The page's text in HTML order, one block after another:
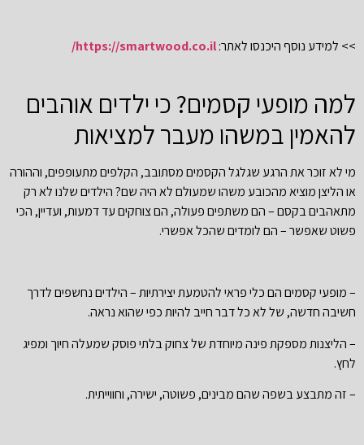
>> למידע נוסף היכנסו לאתר:https://smartwood.co.il/
למה מופעי קסמים? כי ילדים אוהבים
להאמין במשהו מעבר למציאות
מי לא זוכר את הרגע שגלגל הקסמים מסתובב, הקלפים מתעופפים, וההורה
או הליצן מוציא מהכובע משהו שמעולם לא היה שם? הילדים שלנו לא רק
מתאהבים בקסם – הם משתפים פעולה, הם צוחקים עד דמעות, ועדיין, הכי
פשוט שאפשר – הם לומדים שהכל אפשרי.
– מופעי קסמים הם כלי פראי להטמעת יצירתיות – הילדים נחשפים לדרך
חשיבה חדשה, של לא כל דבר חייב להיות כפי שהוא נראה.
– הליצנות מספקת פינה מיוחדת של צחוק בלתי פוסק שמעלה חיוך ומפיג
לחץ.
– זה מתבצע בשפה שהם מבינים, פשוטה, ישירה, וחווייתית.